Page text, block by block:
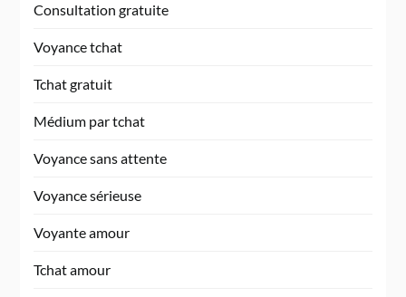
Consultation gratuite
Voyance tchat
Tchat gratuit
Médium par tchat
Voyance sans attente
Voyance sérieuse
Voyante amour
Tchat amour